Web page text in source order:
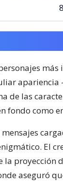
más
de las
fondo como
El
la proyección
aseguró